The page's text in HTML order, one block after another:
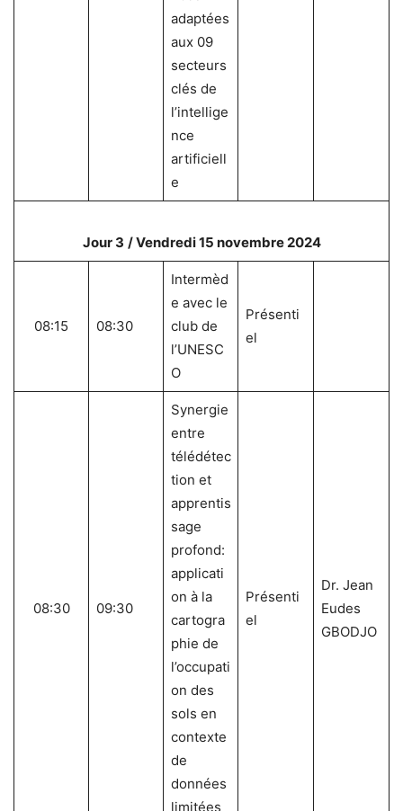
adaptées
aux 09
secteurs
clés de
l’intellige
nce
artificiell
e
Jour 3 / Vendredi 15 novembre 2024
08:15 08:30
Intermèd
e avec le
club de
l’UNESC
O
Présenti
el
08:30 09:30
Synergie
entre
télédétec
tion et
apprentis
sage
profond:
applicati
on à la
cartogra
phie de
l’occupati
on des
sols en
contexte
de
données
limitées
Présenti
el
Dr. Jean
Eudes
GBODJO